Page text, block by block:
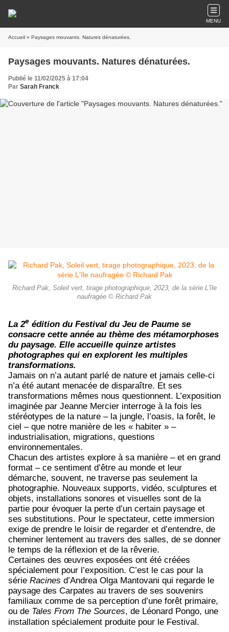
MENU
Accueil » Paysages mouvants. Natures dénaturées.
Paysages mouvants. Natures dénaturées.
Publié le 11/02/2025 à 17:04
Par Sarah Franck
Richard Pak, Soleil vert, tirage photographique, 2023, de la série L'île
naufragée © Richard Pak
La 2e édition du Festival du Jeu de Paume se
consacre cette année au thème des métamorphoses
du paysage. Elle accueille quinze artistes
photographes qui en explorent les multiples
transformations.
Jamais on n’a autant parlé de nature et jamais celle-ci
n’a été autant menacée de disparaître. Et ses
transformations mêmes nous questionnent. L’exposition
imaginée par Jeanne Mercier interroge à la fois les
stéréotypes de la nature – la jungle, l’oasis, la forêt, le
ciel – que notre manière de les « habiter » –
industrialisation, migrations, questions
environnementales.
Chacun des artistes explore à sa manière – et en grand
format – ce sentiment d’être au monde et leur
démarche, souvent, ne traverse pas seulement la
photographie. Nouveaux supports, vidéo, sculptures et
objets, installations sonores et visuelles sont de la
partie pour évoquer la perte d’un certain paysage et
ses substitutions. Pour le spectateur, cette immersion
exige de prendre le loisir de regarder et d’entendre, de
cheminer lentement au travers des salles, de se donner
le temps de la réflexion et de la rêverie.
Certaines des œuvres exposées ont été créées
spécialement pour l’exposition. C’est le cas pour la
série Racines d’Andrea Olga Mantovani qui regarde le
paysage des Carpates au travers de ses souvenirs
familiaux comme de sa perception d’une forêt primaire,
ou de Tales From The Sources, de Léonard Pongo, une
installation spécialement produite pour le Festival.